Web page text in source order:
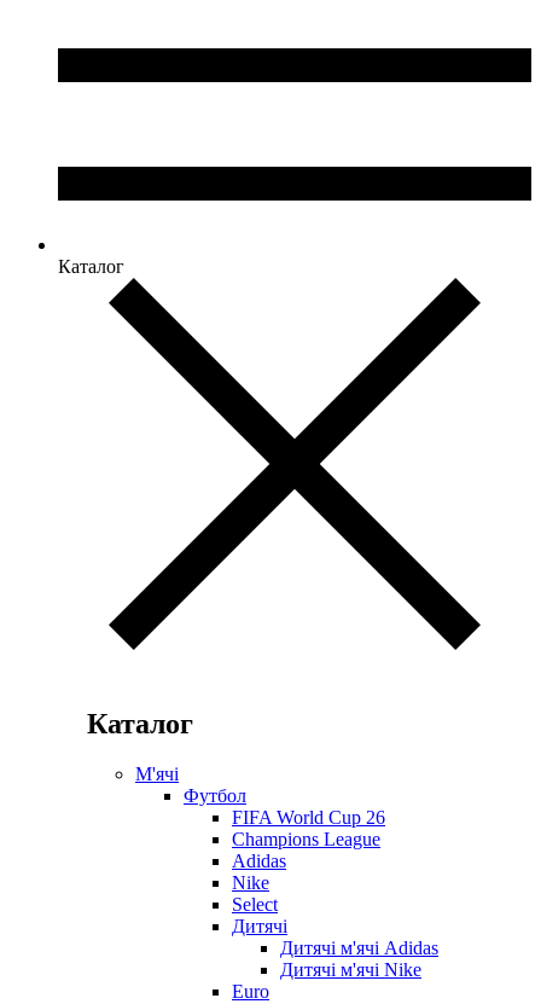
Каталог
Каталог
М'ячі
Футбол
FIFA World Cup 26
Champions League
Adidas
Nike
Select
Дитячі
Дитячі м'ячі Adidas
Дитячі м'ячі Nike
Euro